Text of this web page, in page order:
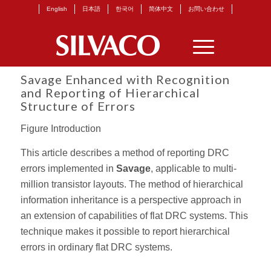
English 日本語 한국어 简体中文 お問い合わせ
Savage Enhanced with Recognition
and Reporting of Hierarchical
Structure of Errors
Figure Introduction
This article describes a method of reporting DRC
errors implemented in Savage, applicable to multi-
million transistor layouts. The method of hierarchical
information inheritance is a perspective approach in
an extension of capabilities of flat DRC systems. This
technique makes it possible to report hierarchical
errors in ordinary flat DRC systems.